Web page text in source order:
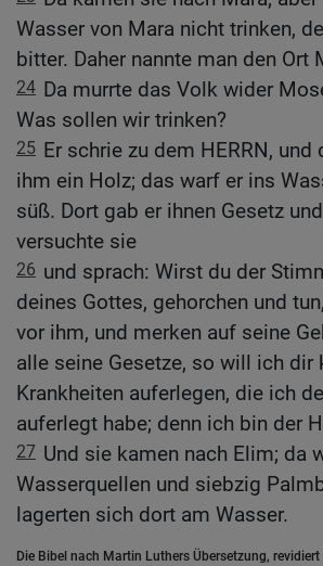
Wasser von Mara nicht trinken,
bitter. Daher nannte man den Ort
24 Da murrte das Volk wider
Was sollen wir trinken?
25 Er schrie zu dem HERRN, und
ihm ein Holz; das warf er ins
süß. Dort gab er ihnen Gesetz
versuchte sie
26 und sprach: Wirst du der
deines Gottes, gehorchen und
vor ihm, und merken auf seine
alle seine Gesetze, so will ich dir
Krankheiten auferlegen, die ich
auferlegt habe; denn ich bin der
27 Und sie kamen nach Elim; da
Wasserquellen und siebzig
lagerten sich dort am Wasser.
Die Bibel nach Martin Luthers Übersetzung,